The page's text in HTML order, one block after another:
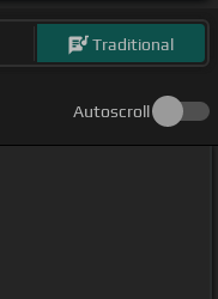
Traditional
Autoscroll